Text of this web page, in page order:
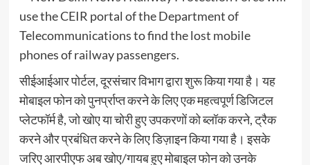
सीईआईआर पोर्टल, दूरसंचार विभाग द्वारा शुरू किया गया है। यह
मोबाइल फोन को पुनर्प्राप्त करने के लिए एक महत्वपूर्ण डिजिटल
प्लेटफॉर्म है, जो खोए या चोरी हुए उपकरणों को ब्लॉक करने, ट्रैक
करने और प्रबंधित करने के लिए डिज़ाइन किया गया है। इसके
जरिए आरपीएफ अब खोए/गायब हुए मोबाइल फोन को उनके